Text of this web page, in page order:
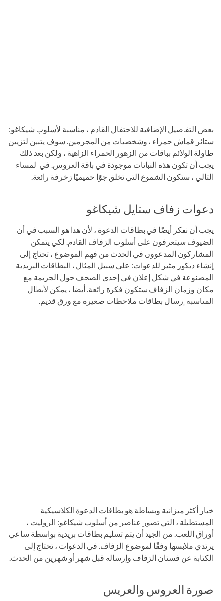
بعض التفاصيل الإضافية للاحتفال القادم ، مناسبة لأسلوب شيكاغو:
ستائر قماش حمراء ، وشخصيات من المجرمين. سوف يتبين لتزيين
طاولة الولائم بباقات من الزهور الحمراء الزاهية ، ولكن بعد ذلك
يجب أن تكون هذه النباتات موجودة في باقة العروس. في المساء
التالي ، ستكون الشموع التي تخلق جوًا حميميًا زخرفة رائعة.
دعوات زفاف ستايل شيكاغو
يجب أن نفكر أيضًا في بطاقات الدعوة ، لأن هذا هو السبب في أن
الضيوف سيتعرفون على أسلوب الزفاف القادم. لكي يتمكن
المشاركون المدعوون في الحدث من فهم الموضوع ، تحتاج إلى
إنشاء ديكور مثير للدعوات: على سبيل المثال ، البطاقات البريدية
المصنوعة في شكل إعلان في إحدى الصحف حول الجريمة مع
مكان وزمان الزفاف ستكون فكرة رائعة. أيضا ، يمكن لأبطال
المناسبة إرسال بطاقات ملاحظات صغيرة مع ورق قديم.
خيار أكثر ميزانية وبساطة هو بطاقات الدعوة الكلاسيكية
المستطيلة ، التي تصور عناصر من أسلوب شيكاغو: الروليت ،
أوراق اللعب. من الجيد أن يتم تسليم بطاقات بريدية بواسطة ساعي
يرتدي ملابسها وفقًا لموضوع الزفاف. في الدعوات ، تحتاج إلى
الكتابة عن فستان الزفاف وإرساله قبل شهر أو شهرين من الحدث.
صورة العروس والعريس